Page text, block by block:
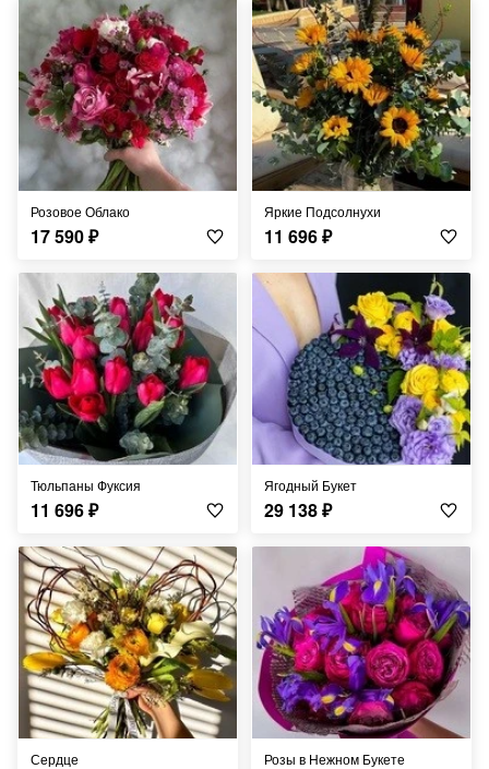
Розовое Облако
17 590₽
Яркие Подсолнухи
11 696₽
Тюльпаны Фуксия
11 696₽
Ягодный Букет
29 138₽
Сердце Розы в Нежном Букете